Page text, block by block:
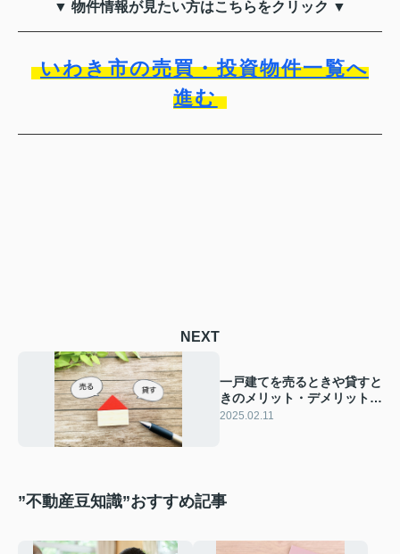
▼ 物件情報が見たい方はこちらをクリック ▼
いわき市の売買・投資物件一覧へ
進む
NEXT
一戸建てを売るときや貸すと
きのメリット・デメリットに
ついて！収支例もご紹介
2025.02.11
”不動産豆知識”おすすめ記事